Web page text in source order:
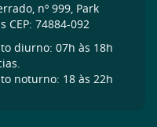
nº 999, Park
CEP: 74884-092
diurno: 07h às 18h
noturno: 18 às 22h